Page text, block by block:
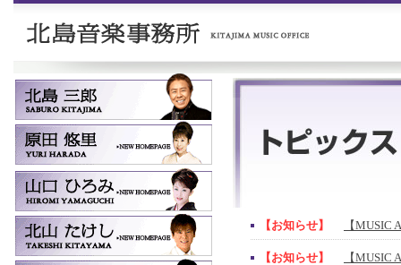
【お知らせ】 【MUSIC
【お知らせ】 【MUSIC